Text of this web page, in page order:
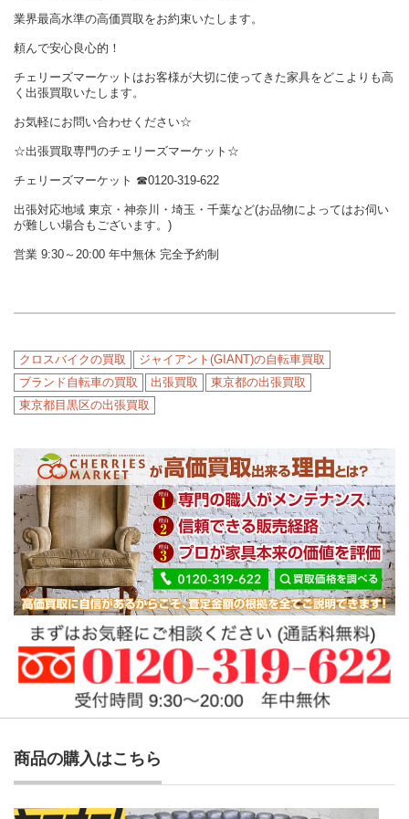
業界最高水準の高価買取をお約束いたします。
頼んで安心良心的！
チェリーズマーケットはお客様が大切に使ってきた家具をどこよりも高
く出張買取いたします。
お気軽にお問い合わせください☆
☆出張買取専門のチェリーズマーケット☆
チェリーズマーケット ☎︎0120-319-622
出張対応地域 東京・神奈川・埼玉・千葉など(お品物によってはお伺い
が難しい場合もございます。)
営業 9:30～20:00 年中無休 完全予約制
クロスバイクの買取
ジャイアント(GIANT)の自転車買取
ブランド自転車の買取
出張買取
東京都の出張買取
東京都目黒区の出張買取
商品の購入はこちら